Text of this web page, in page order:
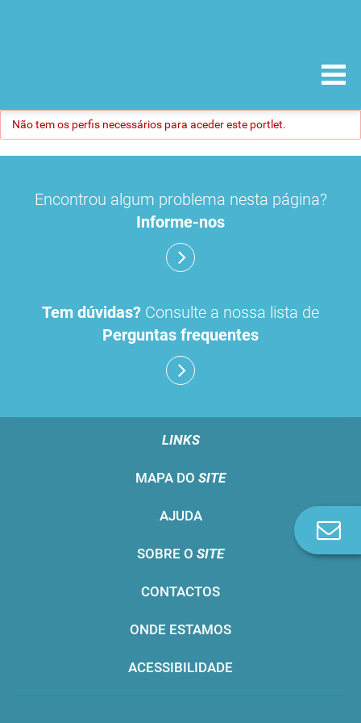
Não tem os perfis necessários para aceder este portlet.
Encontrou algum problema nesta página?
Informe-nos
Tem dúvidas? Consulte a nossa lista de
Perguntas frequentes
LINKS
MAPA DO SITE
AJUDA
SOBRE O SITE
CONTACTOS
ONDE ESTAMOS
ACESSIBILIDADE